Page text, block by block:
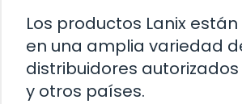
Los productos Lanix
en una amplia variedad
distribuidores autorizados
y otros países.